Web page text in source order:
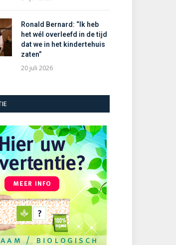
Ronald Bernard: “Ik heb
het wél overleefd in de tijd
dat we in het kindertehuis
zaten”
20 juli 2026